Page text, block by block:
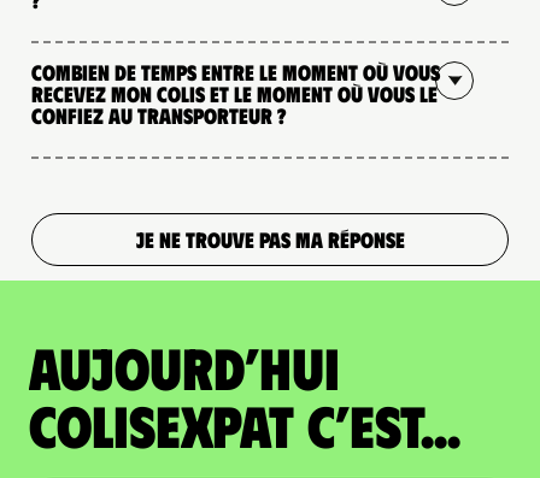
Combien de temps entre le moment où vous
recevez mon colis et le moment où vous le
confiez au transporteur ?
JE NE TROUVE PAS MA RÉPONSE
Aujourd’hui
colisexpat c’est...